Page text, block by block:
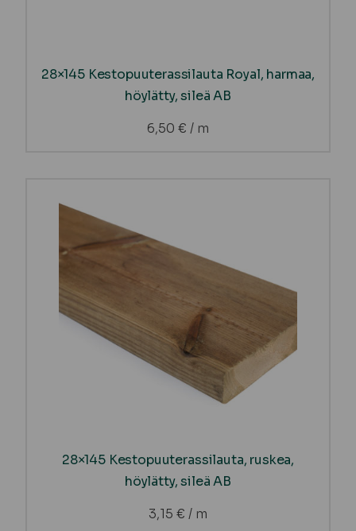
28×145 Kestopuuterassilauta Royal, harmaa,
höylätty, sileä AB
6,50 € / m
28×145 Kestopuuterassilauta, ruskea,
höylätty, sileä AB
3,15 € / m